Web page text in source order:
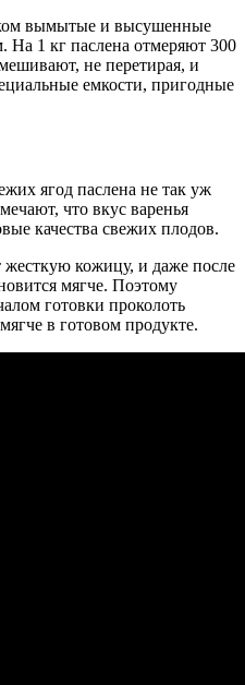
вымытые и высушенные
На 1 кг паслена отмеряют 300
не перетирая, и
емкости, пригодные
ягод паслена не так уж
что вкус варенья
качества свежих плодов.
кожицу, и даже после
мягче. Поэтому
готовки проколоть
в готовом продукте.